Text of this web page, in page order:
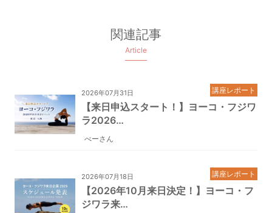
関連記事
Article
2026年07月31日
【来日申込スタート！】ヨーコ・フジワ
ラ2026…
べーさん
講座レポート
2026年07月18日
【2026年10月来日決定！】ヨーコ・フ
ジワラ来…
講座レポート